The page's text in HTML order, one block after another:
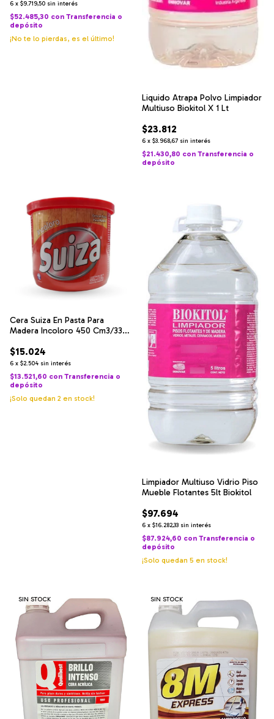
6 x $9.719,50 sin interés
$52.485,30 con Transferencia o
depósito
¡No te lo pierdas, es el último!
Liquido Atrapa Polvo Limpiador
Multiuso Biokitol X 1 Lt
$23.812
6 x $3.968,67 sin interés
$21.430,80 con Transferencia o
depósito
Cera Suiza En Pasta Para
Madera Incoloro 450 Cm3/338
$15.024
6 x $2.504 sin interés
$13.521,60 con Transferencia o
depósito
¡Solo quedan 2 en stock!
Limpiador Multiuso Vidrio Piso
Mueble Flotantes 5lt Biokitol
$97.694
6 x $16.282,33 sin interés
$87.924,60 con Transferencia o
depósito
¡Solo quedan 5 en stock!
SIN STOCK SIN STOCK